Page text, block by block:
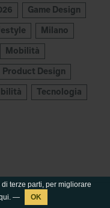
terze parti, per migliorare
. —
Game Design
Milano
Mobilità
Product Design
Tecnologia